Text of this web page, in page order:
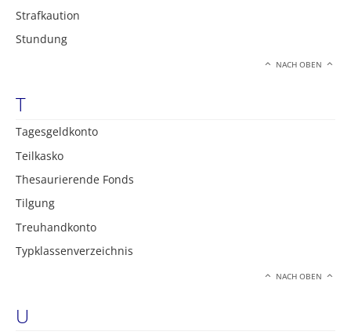
Strafkaution
Stundung
NACH OBEN
T
Tagesgeldkonto
Teilkasko
Thesaurierende Fonds
Tilgung
Treuhandkonto
Typklassenverzeichnis
NACH OBEN
U